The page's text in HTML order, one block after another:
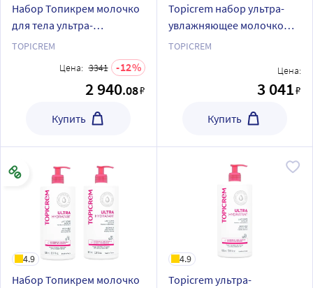
Набор Топикрем молочко
для тела ультра-
увлажняющее 500мл +
гель для душа ультра-
увлажняющий 500мл со
TOPICREM
Цена: 3341 12
2 940.08₽
Купить
Topicrem набор ультра-
увлажняющее молочко
для тела 500 мл 2 шт.
TOPICREM
Цена:
3 041₽
Купить
4.9
Набор Топикрем молочко
4.9
Topicrem ультра-